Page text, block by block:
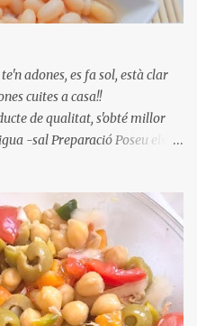
adones, es fa sol, està clar
cuites a casa!!
de qualitat, s'obté millor
-sal Preparació Poseu els
bullint, per aigua freda,
el foc i atureu la ebullició, dues
de coure a foc baix, quasi
l'olla tapada, entre 1 hora i 1
de retirar del foc. Heu de veure
cuites. Anotacions Deixeu